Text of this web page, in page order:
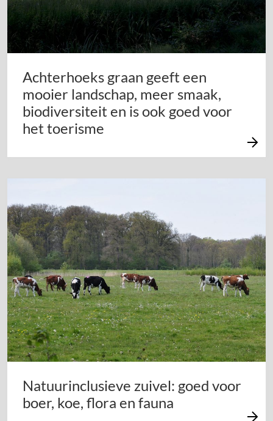
Achterhoeks graan geeft een
mooier landschap, meer smaak,
biodiversiteit en is ook goed voor
het toerisme
Natuurinclusieve zuivel: goed voor
boer, koe, flora en fauna